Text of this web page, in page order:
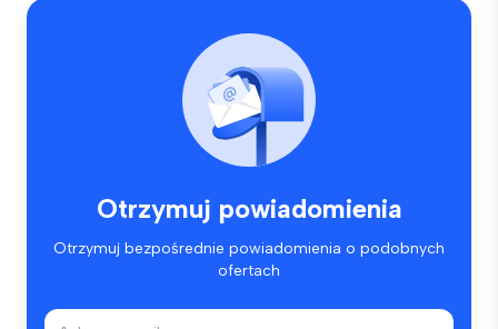
Otrzymuj powiadomienia
Otrzymuj bezpośrednie powiadomienia o podobnych
ofertach